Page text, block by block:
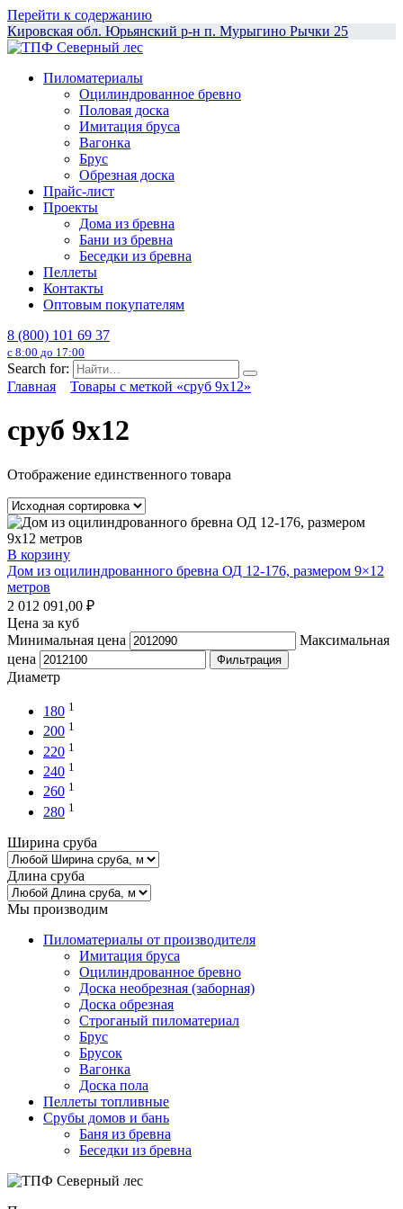
Перейти к содержанию
Кировская обл. Юрьянский р-н п. Мурыгино Рычки 25
Пиломатериалы
Оцилиндрованное бревно
Половая доска
Имитация бруса
Вагонка
Брус
Обрезная доска
Прайс-лист
Проекты
Дома из бревна
Бани из бревна
Беседки из бревна
Пеллеты
Контакты
Оптовым покупателям
8 (800) 101 69 37
с 8:00 до 17:00
Search for:
Главная
Товары с меткой «сруб 9x12»
сруб 9x12
Отображение единственного товара
В корзину
Дом из оцилиндрованного бревна ОД 12-176, размером 9×12
метров
2 012 091,00 ₽
Цена за куб
Минимальная цена
Максимальная
цена
Фильтрация
Диаметр
180 1
200 1
220 1
240 1
260 1
280 1
Ширина сруба
Длина сруба
Мы производим
Пиломатериалы от производителя
Имитация бруса
Оцилиндрованное бревно
Доска необрезная (заборная)
Доска обрезная
Строганый пиломатериал
Брус
Брусок
Вагонка
Доска пола
Пеллеты топливные
Срубы домов и бань
Баня из бревна
Беседки из бревна